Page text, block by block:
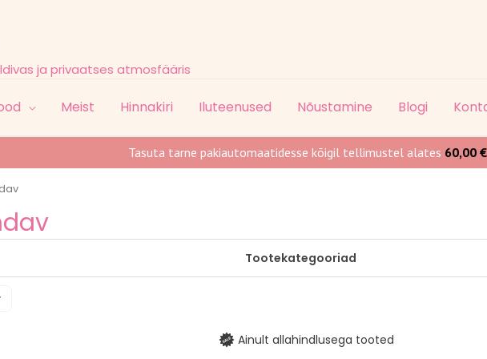
Tasuta tarne pakiautomaatidesse kõigil tellimustel alates 60,00 €
ja privaatses atmosfääris
Meist Hinnakiri Iluteenused Nõustamine Blogi
Tootekategooriad
Ainult allahindlusega tooted